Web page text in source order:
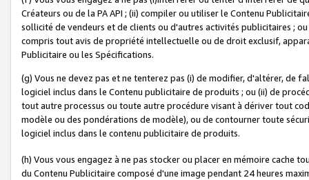
Créateurs ou de la PA API ; (ii) compiler ou utiliser le Contenu
sollicité de vendeurs et de clients ou d'autres activités publicitaires ;
compris tout avis de propriété intellectuelle ou de droit exclusif,
Publicitaire ou les Spécifications.
(g) Vous ne devez pas et ne tenterez pas (i) de modifier, d'altérer, de
logiciel inclus dans le Contenu publicitaire de produits ; ou (ii) de
tout autre processus ou toute autre procédure visant à dériver tout
modèle ou des pondérations de modèle), ou de contourner toute
logiciel inclus dans le contenu publicitaire de produits.
(h) Vous vous engagez à ne pas stocker ou placer en mémoire cache
du Contenu Publicitaire composé d'une image pendant 24 heures